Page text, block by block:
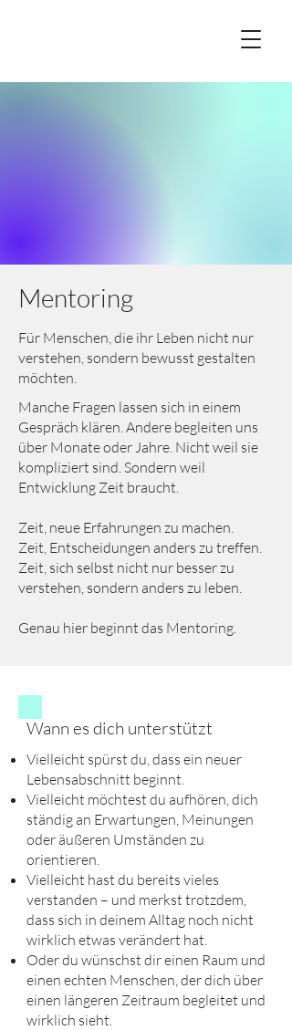
Mentoring
Für Menschen, die ihr Leben nicht nur
verstehen, sondern bewusst gestalten
möchten.
Manche Fragen lassen sich in einem
Gespräch klären. Andere begleiten uns
über Monate oder Jahre. Nicht weil sie
kompliziert sind. Sondern weil
Entwicklung Zeit braucht.
Zeit, neue Erfahrungen zu machen.
Zeit, Entscheidungen anders zu treffen.
Zeit, sich selbst nicht nur besser zu
verstehen, sondern anders zu leben.
Genau hier beginnt das Mentoring.
Wann es dich unterstützt
Vielleicht spürst du, dass ein neuer
Lebensabschnitt beginnt.
Vielleicht möchtest du aufhören, dich
ständig an Erwartungen, Meinungen
oder äußeren Umständen zu
orientieren.
Vielleicht hast du bereits vieles
verstanden – und merkst trotzdem,
dass sich in deinem Alltag noch nicht
wirklich etwas verändert hat.
Oder du wünschst dir einen Raum und
einen echten Menschen, der dich über
einen längeren Zeitraum begleitet und
wirklich sieht.